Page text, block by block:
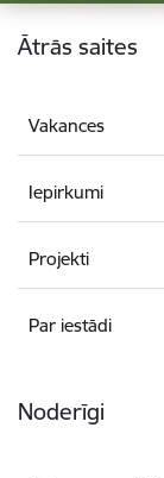
Kājene
Ātrās saites
Vakances
Iepirkumi
Projekti
Par iestādi
Noderīgi